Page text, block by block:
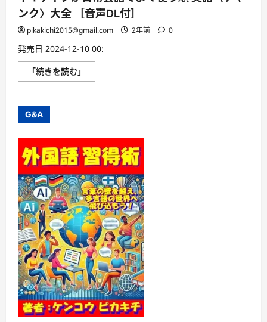
ンク〉大全 ［音声DL付］
pikakichi2015@gmail.com 2年前 0
発売日 2024-12-10 00:
「続きを読む」
イ
日
会
話
で
よ
く
使
う
順
英
語
〈チ
ャ
ン
ク〉
大
全
［音
声
DL
付］
に
つ
G&A